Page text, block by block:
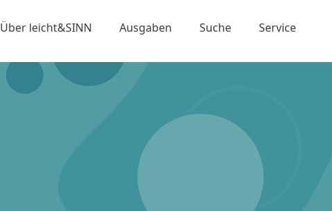
Über leicht&SINN Ausgaben Suche Service